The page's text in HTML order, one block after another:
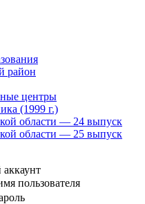
район
центры
(1999 г.)
области — 24 выпуск
области — 25 выпуск
пользователя